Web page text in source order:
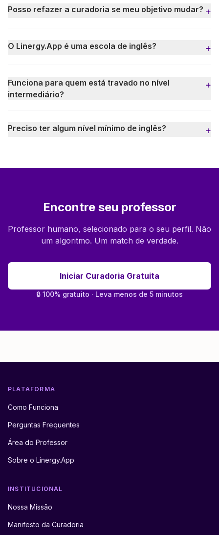
Posso refazer a curadoria se meu objetivo mudar? +
O Linergy.App é uma escola de inglês? +
Funciona para quem está travado no nível
intermediário?
+
Preciso ter algum nível mínimo de inglês? +
Encontre seu professor
Professor humano, selecionado para o seu perfil. Não
um algoritmo. Um match de verdade.
Iniciar Curadoria Gratuita
🔒 100% gratuito · Leva menos de 5 minutos
PLATAFORMA
Como Funciona
Perguntas Frequentes
Área do Professor
Sobre o Linergy.App
INSTITUCIONAL
Nossa Missão
Manifesto da Curadoria